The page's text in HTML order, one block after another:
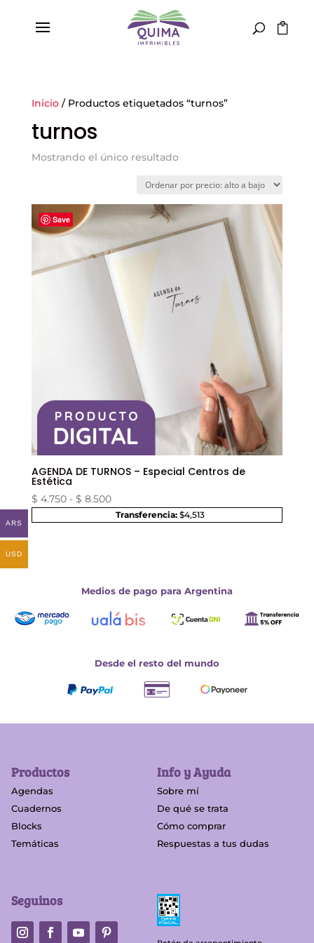
Inicio/ Productos etiquetados “turnos”
turnos
Mostrando el único resultado
Save
AGENDA DE TURNOS – Especial Centros de
Estética
$ 4.750 - $ 8.500Rango
de
$ 8.500
Transferencia:$4,513
Medios de pago para Argentina
Desde el resto del mundo
Productos
Agendas
Cuadernos
Blocks
Temáticas
Info y Ayuda
Sobre mí
De qué se trata
Cómo comprar
Respuestas a tus dudas
Seguinos
ARS
USD